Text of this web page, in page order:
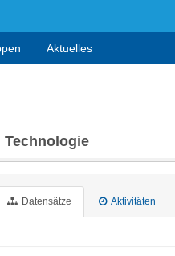
Aktuelles
Datensätze Aktivitäten